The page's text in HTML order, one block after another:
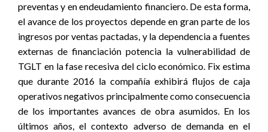
preventas y en endeudamiento financiero. De esta forma,
el avance de los proyectos depende en gran parte de los
ingresos por ventas pactadas, y la dependencia a fuentes
externas de financiación potencia la vulnerabilidad de
TGLT en la fase recesiva del ciclo económico. Fix estima
que durante 2016 la compañía exhibirá flujos de caja
operativos negativos principalmente como consecuencia
de los importantes avances de obra asumidos. En los
últimos años, el contexto adverso de demanda en el